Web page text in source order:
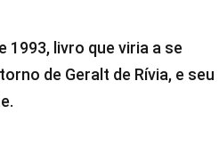
1993, livro que viria a se
de Geralt de Rívia, e seu